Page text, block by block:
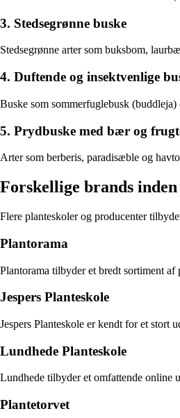
3. Stedsegrønne buske
Stedsegrønne arter som buksbom,
4. Duftende og insektvenlige
Buske som sommerfuglebusk
5. Prydbuske med bær og
Arter som berberis, paradisæble og
Forskellige brands
Flere planteskoler og producenter
Plantorama
Plantorama tilbyder et bredt sortiment
Jespers Planteskole
Jespers Planteskole er kendt for et
Lundhede Planteskole
Lundhede tilbyder et omfattende online
Plantetorvet